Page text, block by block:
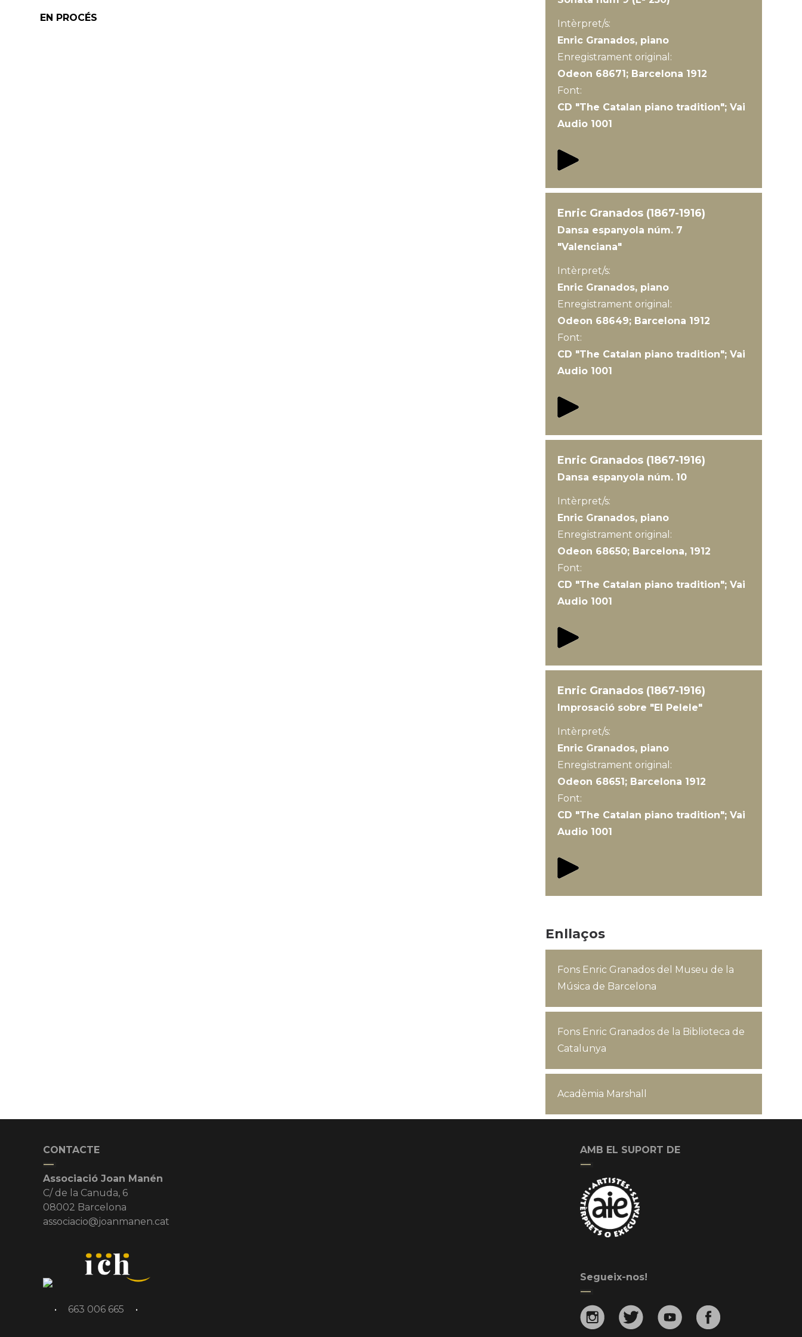
EN PROCÉS
Intèrpret/s:
Enric Granados, piano
Enregistrament original:
Odeon 68671; Barcelona 1912
Font:
CD "The Catalan piano tradition"; Vai
Audio 1001
Enric Granados (1867-1916)
Dansa espanyola núm. 7
"Valenciana"
Intèrpret/s:
Enric Granados, piano
Enregistrament original:
Odeon 68649; Barcelona 1912
Font:
CD "The Catalan piano tradition"; Vai
Audio 1001
Enric Granados (1867-1916)
Dansa espanyola núm. 10
Intèrpret/s:
Enric Granados, piano
Enregistrament original:
Odeon 68650; Barcelona, 1912
Font:
CD "The Catalan piano tradition"; Vai
Audio 1001
Enric Granados (1867-1916)
Improsació sobre "El Pelele"
Intèrpret/s:
Enric Granados, piano
Enregistrament original:
Odeon 68651; Barcelona 1912
Font:
CD "The Catalan piano tradition"; Vai
Audio 1001
Enllaços
Fons Enric Granados del Museu de la
Música de Barcelona
Fons Enric Granados de la Biblioteca de
Catalunya
Acadèmia Marshall
CONTACTE
Associació Joan Manén
C/ de la Canuda, 6
08002 Barcelona
associacio@joanmanen.cat
• 663 006 665 •
AMB EL SUPORT DE
Segueix-nos!